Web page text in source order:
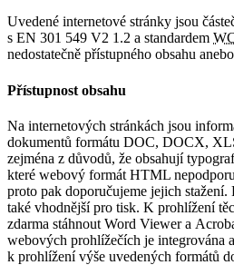
Uvedené internetové stránky jsou
s EN 301 549 V2 1.2 a standardem
nedostatečně přístupného obsahu
Přístupnost obsahu
Na internetových stránkách jsou
dokumentů formátu DOC, DOCX,
zejména z důvodů, že obsahují
které webový formát HTML
proto pak doporučujeme jejich
také vhodnější pro tisk. K prohlížení
zdarma stáhnout Word Viewer a
webových prohlížečích je integrována
k prohlížení výše uvedených formátů